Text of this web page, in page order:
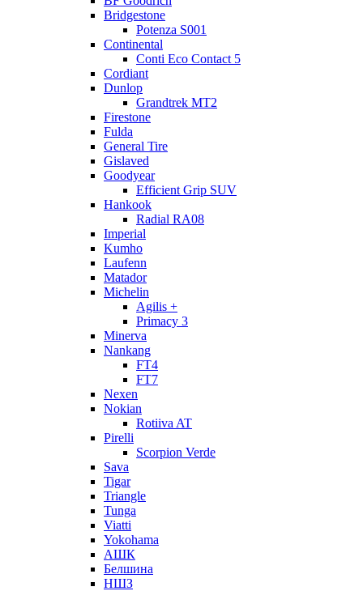
Bridgestone
Potenza S001
Continental
Conti Eco Contact 5
Cordiant
Dunlop
Grandtrek MT2
Firestone
Fulda
General Tire
Gislaved
Goodyear
Efficient Grip SUV
Hankook
Radial RA08
Imperial
Kumho
Laufenn
Matador
Michelin
Agilis +
Primacy 3
Minerva
Nankang
FT4
FT7
Nexen
Nokian
Rotiiva AT
Pirelli
Scorpion Verde
Sava
Tigar
Triangle
Tunga
Viatti
Yokohama
АШК
Белшина
НШЗ